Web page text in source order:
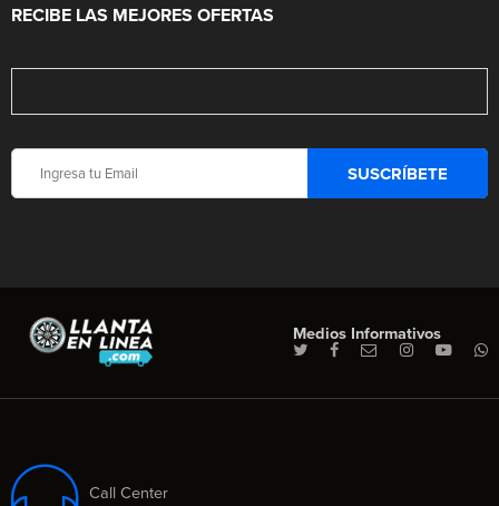
RECIBE LAS MEJORES OFERTAS
Medios Informativos
Call Center